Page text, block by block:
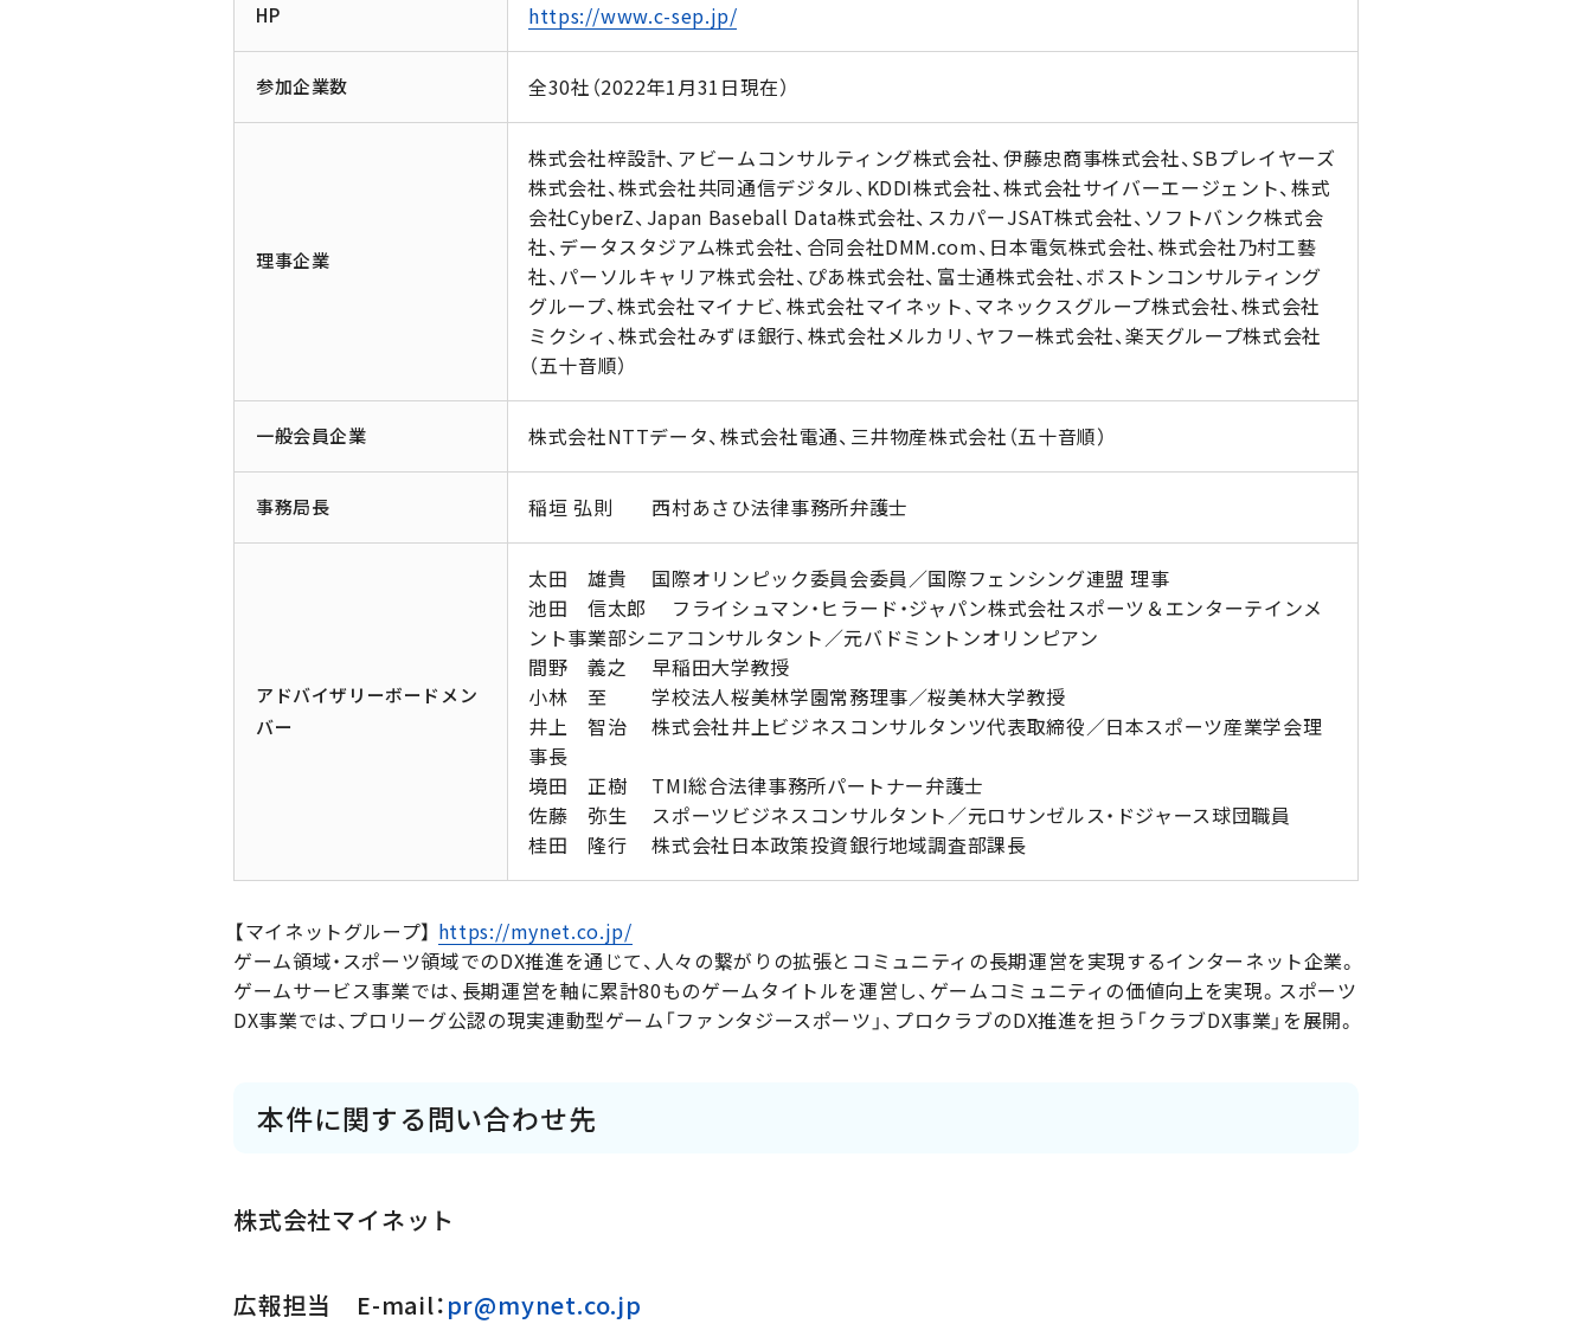
HP https://www.c-sep.jp/
参加企業数 全30社（2022年1月31日現在）
理事企業
株式会社梓設計、アビームコンサルティング株式会社、伊藤忠商事株式会社、SBプレイヤーズ
株式会社、株式会社共同通信デジタル、KDDI株式会社、株式会社サイバーエージェント、株式
会社CyberZ、Japan Baseball Data株式会社、スカパーJSAT株式会社、ソフトバンク株式会
社、データスタジアム株式会社、合同会社DMM.com、日本電気株式会社、株式会社乃村工藝
社、パーソルキャリア株式会社、ぴあ株式会社、富士通株式会社、ボストンコンサルティング
グループ、株式会社マイナビ、株式会社マイネット、マネックスグループ株式会社、株式会社
ミクシィ、株式会社みずほ銀行、株式会社メルカリ、ヤフー株式会社、楽天グループ株式会社
（五十音順）
一般会員企業 株式会社NTTデータ、株式会社電通、三井物産株式会社（五十音順）
事務局長 稲垣 弘則 西村あさひ法律事務所弁護士
アドバイザリーボードメン
バー
太田 雄貴 国際オリンピック委員会委員／国際フェンシング連盟 理事
池田 信太郎 フライシュマン・ヒラード・ジャパン株式会社スポーツ＆エンターテインメ
ント事業部シニアコンサルタント／元バドミントンオリンピアン
間野 義之 早稲田大学教授
小林 至 学校法人桜美林学園常務理事／桜美林大学教授
井上 智治 株式会社井上ビジネスコンサルタンツ代表取締役／日本スポーツ産業学会理
事長
境田 正樹 TMI総合法律事務所パートナー弁護士
佐藤 弥生 スポーツビジネスコンサルタント／元ロサンゼルス・ドジャース球団職員
桂田 隆行 株式会社日本政策投資銀行地域調査部課長
【マイネットグループ】 https://mynet.co.jp/
ゲーム領域・スポーツ領域でのDX推進を通じて、人々の繋がりの拡張とコミュニティの長期運営を実現するインターネット企業。
ゲームサービス事業では、長期運営を軸に累計80ものゲームタイトルを運営し、ゲームコミュニティの価値向上を実現。スポーツ
DX事業では、プロリーグ公認の現実連動型ゲーム「ファンタジースポーツ」、プロクラブのDX推進を担う「クラブDX事業」を展開。
本件に関する問い合わせ先
株式会社マイネット
広報担当 E-mail：pr@mynet.co.jp